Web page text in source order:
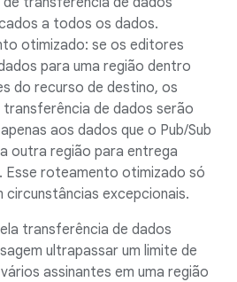
a todos os dados.
otimizado: se os editores
para uma região dentro
do recurso de destino, os
de dados serão
aos dados que o Pub/Sub
outra região para entrega
Esse roteamento otimizado só
circunstâncias excepcionais.
transferência de dados
ultrapassar um limite de
assinantes em uma região